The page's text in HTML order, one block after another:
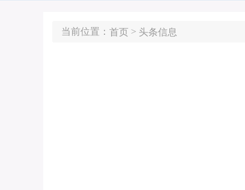
当前位置： 首页 > 头条信息